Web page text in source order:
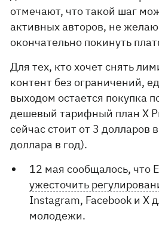
отмечают, что такой шаг
активных авторов, не
окончательно покинуть
Для тех, кто хочет снять
контент без ограничений,
выходом остается покупка
дешевый тарифный план X
сейчас стоит от 3 долларов
доллара в год).
12 мая сообщалось, что
ужесточить
Instagram, Facebook и X
молодежи.